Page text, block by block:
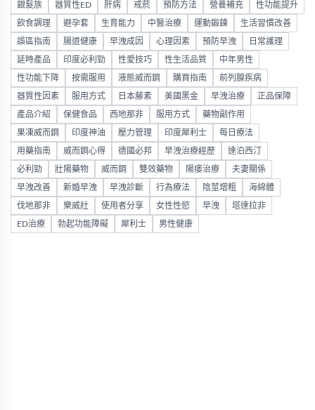
銀髮族 器質性ED 肝病 戒菸 預防方法 營養補充 性功能提升
飲食調理 避孕套 生育能力 中醫治療 運動鍛鍊 生活習慣改善
誤區指南 腸道健康 早洩成因 心理因素 預防早洩 日常護理
延時產品 印度必利勁 性愛技巧 性生活品質 中年男性
性功能下降 按需服用 液態威而鋼 購買指南 前列腺疾病
器質性因素 服用方式 日本藤素 美國黑金 早洩治療 正品保障
產品介紹 保健食品 西地那非 服用方式 藥物副作用
果凍威而鋼 印度神油 壓力管理 印度犀利士 每日療法
用藥指南 威而鋼心得 德國必邦 早洩治療經歷 達泊西汀
必利勁 壯陽藥物 威而鋼 雙效藥物 陽痿治療 夫妻關係
早洩改善 新婚早洩 早洩診斷 行為療法 陰莖增粗 海綿體
伐地那非 樂威壯 使用者分享 女性性慾 早洩 塔達拉非
ED治療 勃起功能障礙 犀利士 男性健康